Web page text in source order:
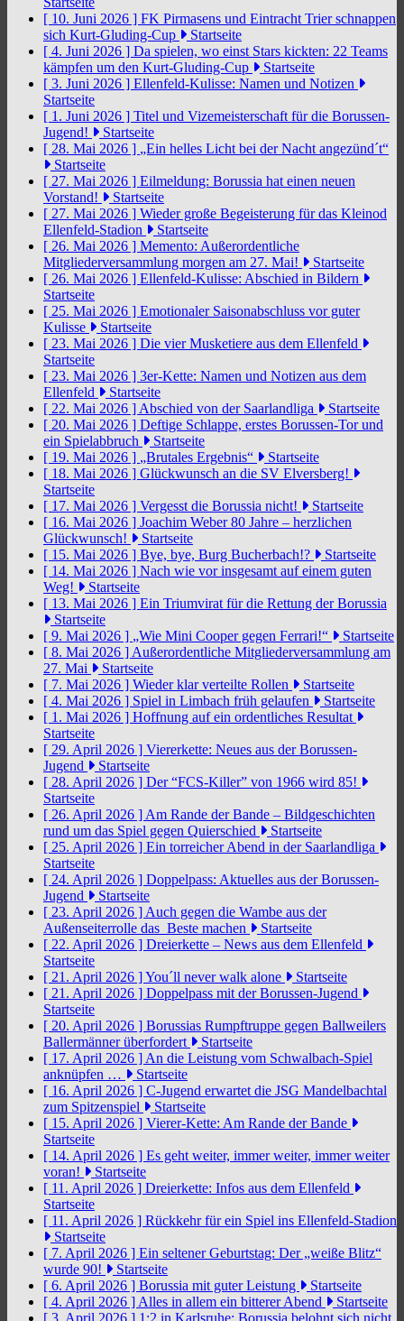
[ 10. Juni 2026 ] FK Pirmasens und Eintracht Trier schnappen
sich Kurt-Gluding-Cup
Startseite
[ 4. Juni 2026 ] Da spielen, wo einst Stars kickten: 22 Teams
kämpfen um den Kurt-Gluding-Cup
Startseite
[ 3. Juni 2026 ] Ellenfeld-Kulisse: Namen und Notizen
Startseite
[ 1. Juni 2026 ] Titel und Vizemeisterschaft für die Borussen-
Jugend!
Startseite
[ 28. Mai 2026 ] „Ein helles Licht bei der Nacht angezünd´t“
Startseite
[ 27. Mai 2026 ] Eilmeldung: Borussia hat einen neuen
Vorstand!
Startseite
[ 27. Mai 2026 ] Wieder große Begeisterung für das Kleinod
Ellenfeld-Stadion
Startseite
[ 26. Mai 2026 ] Memento: Außerordentliche
Mitgliederversammlung morgen am 27. Mai!
Startseite
[ 26. Mai 2026 ] Ellenfeld-Kulisse: Abschied in Bildern
Startseite
[ 25. Mai 2026 ] Emotionaler Saisonabschluss vor guter
Kulisse
Startseite
[ 23. Mai 2026 ] Die vier Musketiere aus dem Ellenfeld
Startseite
[ 23. Mai 2026 ] 3er-Kette: Namen und Notizen aus dem
Ellenfeld
Startseite
[ 22. Mai 2026 ] Abschied von der Saarlandliga
Startseite
[ 20. Mai 2026 ] Deftige Schlappe, erstes Borussen-Tor und
ein Spielabbruch
Startseite
[ 19. Mai 2026 ] „Brutales Ergebnis“
Startseite
[ 18. Mai 2026 ] Glückwunsch an die SV Elversberg!
Startseite
[ 17. Mai 2026 ] Vergesst die Borussia nicht!
Startseite
[ 16. Mai 2026 ] Joachim Weber 80 Jahre – herzlichen
Glückwunsch!
Startseite
[ 15. Mai 2026 ] Bye, bye, Burg Bucherbach!?
Startseite
[ 14. Mai 2026 ] Nach wie vor insgesamt auf einem guten
Weg!
Startseite
[ 13. Mai 2026 ] Ein Triumvirat für die Rettung der Borussia
Startseite
[ 9. Mai 2026 ] „Wie Mini Cooper gegen Ferrari!“
Startseite
[ 8. Mai 2026 ] Außerordentliche Mitgliederversammlung am
27. Mai
Startseite
[ 7. Mai 2026 ] Wieder klar verteilte Rollen
Startseite
[ 4. Mai 2026 ] Spiel in Limbach früh gelaufen
Startseite
[ 1. Mai 2026 ] Hoffnung auf ein ordentliches Resultat
Startseite
[ 29. April 2026 ] Viererkette: Neues aus der Borussen-
Jugend
Startseite
[ 28. April 2026 ] Der “FCS-Killer” von 1966 wird 85!
Startseite
[ 26. April 2026 ] Am Rande der Bande – Bildgeschichten
rund um das Spiel gegen Quierschied
Startseite
[ 25. April 2026 ] Ein torreicher Abend in der Saarlandliga
Startseite
[ 24. April 2026 ] Doppelpass: Aktuelles aus der Borussen-
Jugend
Startseite
[ 23. April 2026 ] Auch gegen die Wambe aus der
Außenseiterrolle das Beste machen
Startseite
[ 22. April 2026 ] Dreierkette – News aus dem Ellenfeld
Startseite
[ 21. April 2026 ]You´ll never walk alone
Startseite
[ 21. April 2026 ] Doppelpass mit der Borussen-Jugend
Startseite
[ 20. April 2026 ] Borussias Rumpftruppe gegen Ballweilers
Ballermänner überfordert
Startseite
[ 17. April 2026 ] An die Leistung vom Schwalbach-Spiel
anknüpfen …
Startseite
[ 16. April 2026 ] C-Jugend erwartet die JSG Mandelbachtal
zum Spitzenspiel
Startseite
[ 15. April 2026 ] Vierer-Kette: Am Rande der Bande
Startseite
[ 14. April 2026 ] Es geht weiter, immer weiter, immer weiter
voran!
Startseite
[ 11. April 2026 ] Dreierkette: Infos aus dem Ellenfeld
Startseite
[ 11. April 2026 ] Rückkehr für ein Spiel ins Ellenfeld-Stadion
Startseite
[ 7. April 2026 ] Ein seltener Geburtstag: Der „weiße Blitz“
wurde 90!
Startseite
[ 6. April 2026 ] Borussia mit guter Leistung
Startseite
[ 4. April 2026 ] Alles in allem ein bitterer Abend
Startseite
[ 3. April 2026 ] 1:2 in Karlsruhe: Borussia belohnt sich nicht